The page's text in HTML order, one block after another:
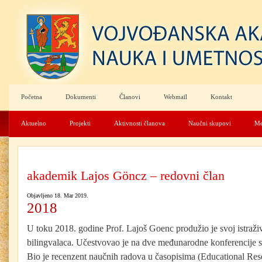
Početna Dokumenti Članovi Webmail Kontakt
Aktuelno Projekti Aktivnosti članova Naučni skupovi
akademik Lajos Göncz – redovni član
Objavljeno 18. Mar 2019.
2018
U toku 2018. godine Prof. Lajoš Goenc produžio je svoj
bilingvalaca. Učestvovao je na dve međunarodne konferencije
Bio je recenzent naučnih radova u časopisima (Educational